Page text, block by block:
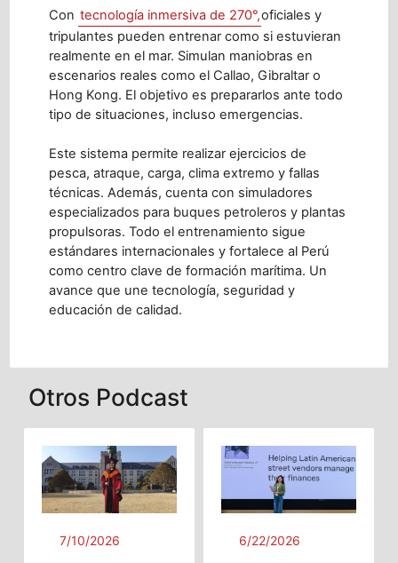
Con tecnología inmersiva de 270°,oficiales y
tripulantes pueden entrenar como si estuvieran
realmente en el mar. Simulan maniobras en
escenarios reales como el Callao, Gibraltar o
Hong Kong. El objetivo es prepararlos ante todo
tipo de situaciones, incluso emergencias.
Este sistema permite realizar ejercicios de
pesca, atraque, carga, clima extremo y fallas
técnicas. Además, cuenta con simuladores
especializados para buques petroleros y plantas
propulsoras. Todo el entrenamiento sigue
estándares internacionales y fortalece al Perú
como centro clave de formación marítima. Un
avance que une tecnología, seguridad y
educación de calidad.
Otros Podcast
7/10/2026 6/22/2026